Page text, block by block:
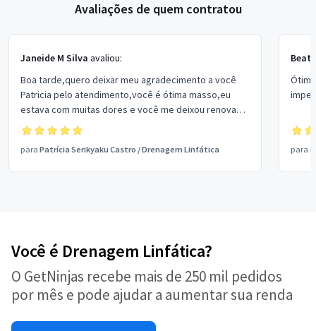
Avaliações de quem contratou
Janeide M Silva avaliou:
Boa tarde,quero deixar meu agradecimento a você
Patricia pelo atendimento,você é ótima masso,eu
estava com muitas dores e você me deixou renovada.
Parabéns pelo profissionalismo. Continue a encantar
seus clientes. Beijos
para Patrícia Serikyaku Castro /Drenagem Linfática para
Você é Drenagem Linfática?
O GetNinjas recebe mais de 250 mil pedidos
por mês e pode ajudar a aumentar sua renda